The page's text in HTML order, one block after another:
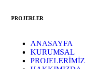
PROJERLER
ANASAYFA
KURUMSAL
PROJELERİMİZ